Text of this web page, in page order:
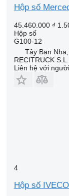
Hộp số
45.460.000 ₫
Hộp số
G100-12
Tây Ban
RECITRUCK S.L.
Liên hệ với
4
Hộp số